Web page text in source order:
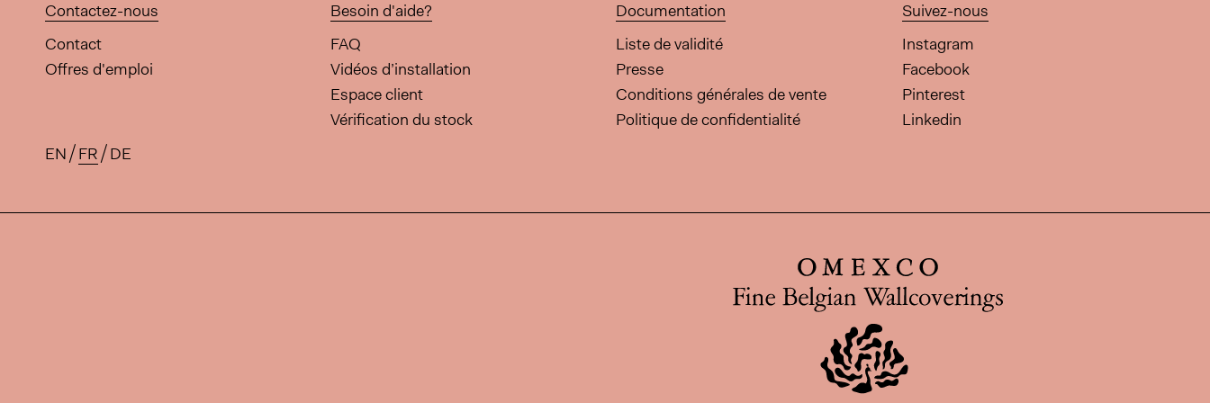
Contactez-nous
Contact
Offres d'emploi
Besoin d'aide?
FAQ
Vidéos d’installation
Espace client
Vérification du stock
Documentation
Liste de validité
Presse
Conditions générales de vente
Politique de confidentialité
Suivez-nous
Instagram
Facebook
Pinterest
Linkedin
Traductions disponibles pour cette page
EN FR DE